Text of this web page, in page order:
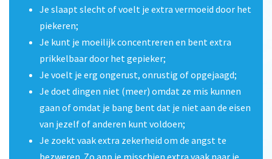
Je slaapt slecht of voelt je extra vermoeid door het
piekeren;
Je kunt je moeilijk concentreren en bent extra
prikkelbaar door het gepieker;
Je voelt je erg ongerust, onrustig of opgejaagd;
Je doet dingen niet (meer) omdat ze mis kunnen
gaan of omdat je bang bent dat je niet aan de eisen
van jezelf of anderen kunt voldoen;
Je zoekt vaak extra zekerheid om de angst te